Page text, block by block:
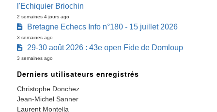
l'Echiquier Briochin
2 semaines 4 jours ago
Bretagne Echecs Info n°180 - 15 juillet 2026
3 semaines ago
29-30 août 2026 : 43e open Fide de Domloup
3 semaines ago
Derniers utilisateurs enregistrés
Christophe Donchez
Jean-Michel Sanner
Laurent Montella